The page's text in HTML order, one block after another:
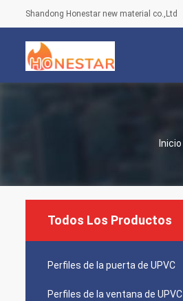
Shandong Honestar new material co.,Ltd
Inicio
Todos Los Productos
Perfiles de la puerta de UPVC
Perfiles de la ventana de UPVC